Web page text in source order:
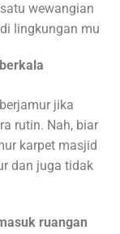
wewangian
lingkungan mu
jika
rutin. Nah, biar
karpet masjid
dan juga tidak
ruangan